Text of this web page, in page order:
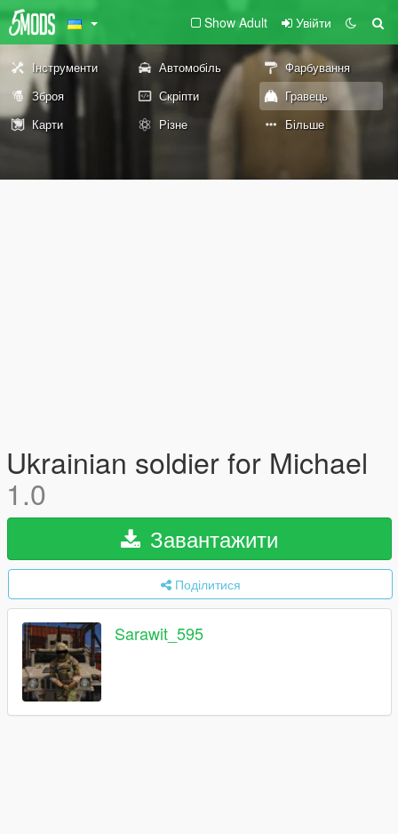
Show Adult Увійти
Інструменти Автомобіль
Фарбування
Зброя
Скріпти
Гравець
Карти
Різне Більше
Ukrainian soldier for Michael
1.0
Завантажити
Поділитися
Sarawit_595